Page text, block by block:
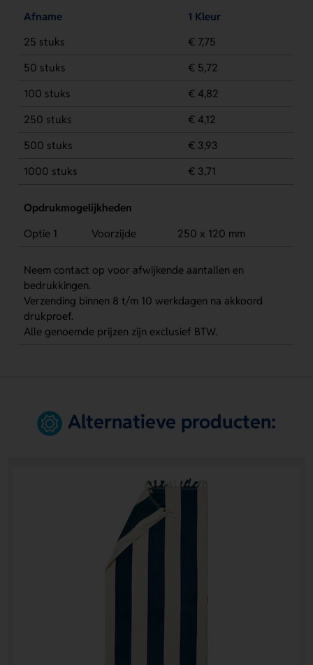
Afname
1 Kleur
25 stuks
€ 7,75
50 stuks
€ 5,72
100 stuks
€ 4,82
250 stuks
€ 4,12
500 stuks
€ 3,93
1000 stuks
€ 3,71
Opdrukmogelijkheden
Optie 1
Voorzijde 250 x 120 mm
Neem contact op voor afwijkende aantallen en
bedrukkingen.
Verzending binnen 8 t/m 10 werkdagen na akkoord
drukproef.
Alle genoemde prijzen zijn exclusief BTW.
Alternatieve producten: